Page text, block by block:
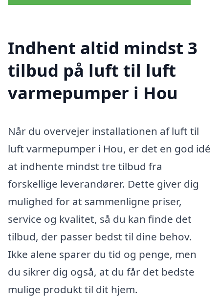
Indhent altid mindst 3
tilbud på luft til luft
varmepumper i Hou
Når du overvejer installationen af luft til
luft varmepumper i Hou, er det en god idé
at indhente mindst tre tilbud fra
forskellige leverandører. Dette giver dig
mulighed for at sammenligne priser,
service og kvalitet, så du kan finde det
tilbud, der passer bedst til dine behov.
Ikke alene sparer du tid og penge, men
du sikrer dig også, at du får det bedste
mulige produkt til dit hjem.